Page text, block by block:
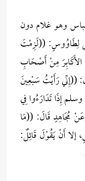
وهو غلام دون
لِطَاوُوسٍ: ((لَزِمْتَ
مِنْ أَصْحَابِ
((إِنِّي رَأَيْتُ سَبْعِينَ
إِذَا تَدَارَءُوا فِي
مُجَاهِدٍ قَالَ: ((مَا
أَنْ يَقُوْلَ قَائِلٌ: